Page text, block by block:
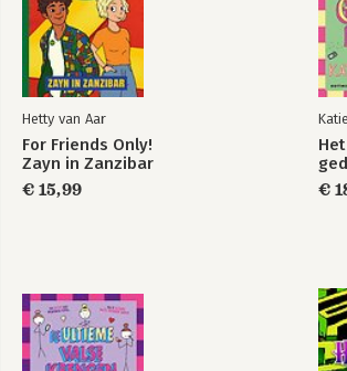
Hetty van Aar
For Friends Only!
Zayn in Zanzibar
€ 15,99
€